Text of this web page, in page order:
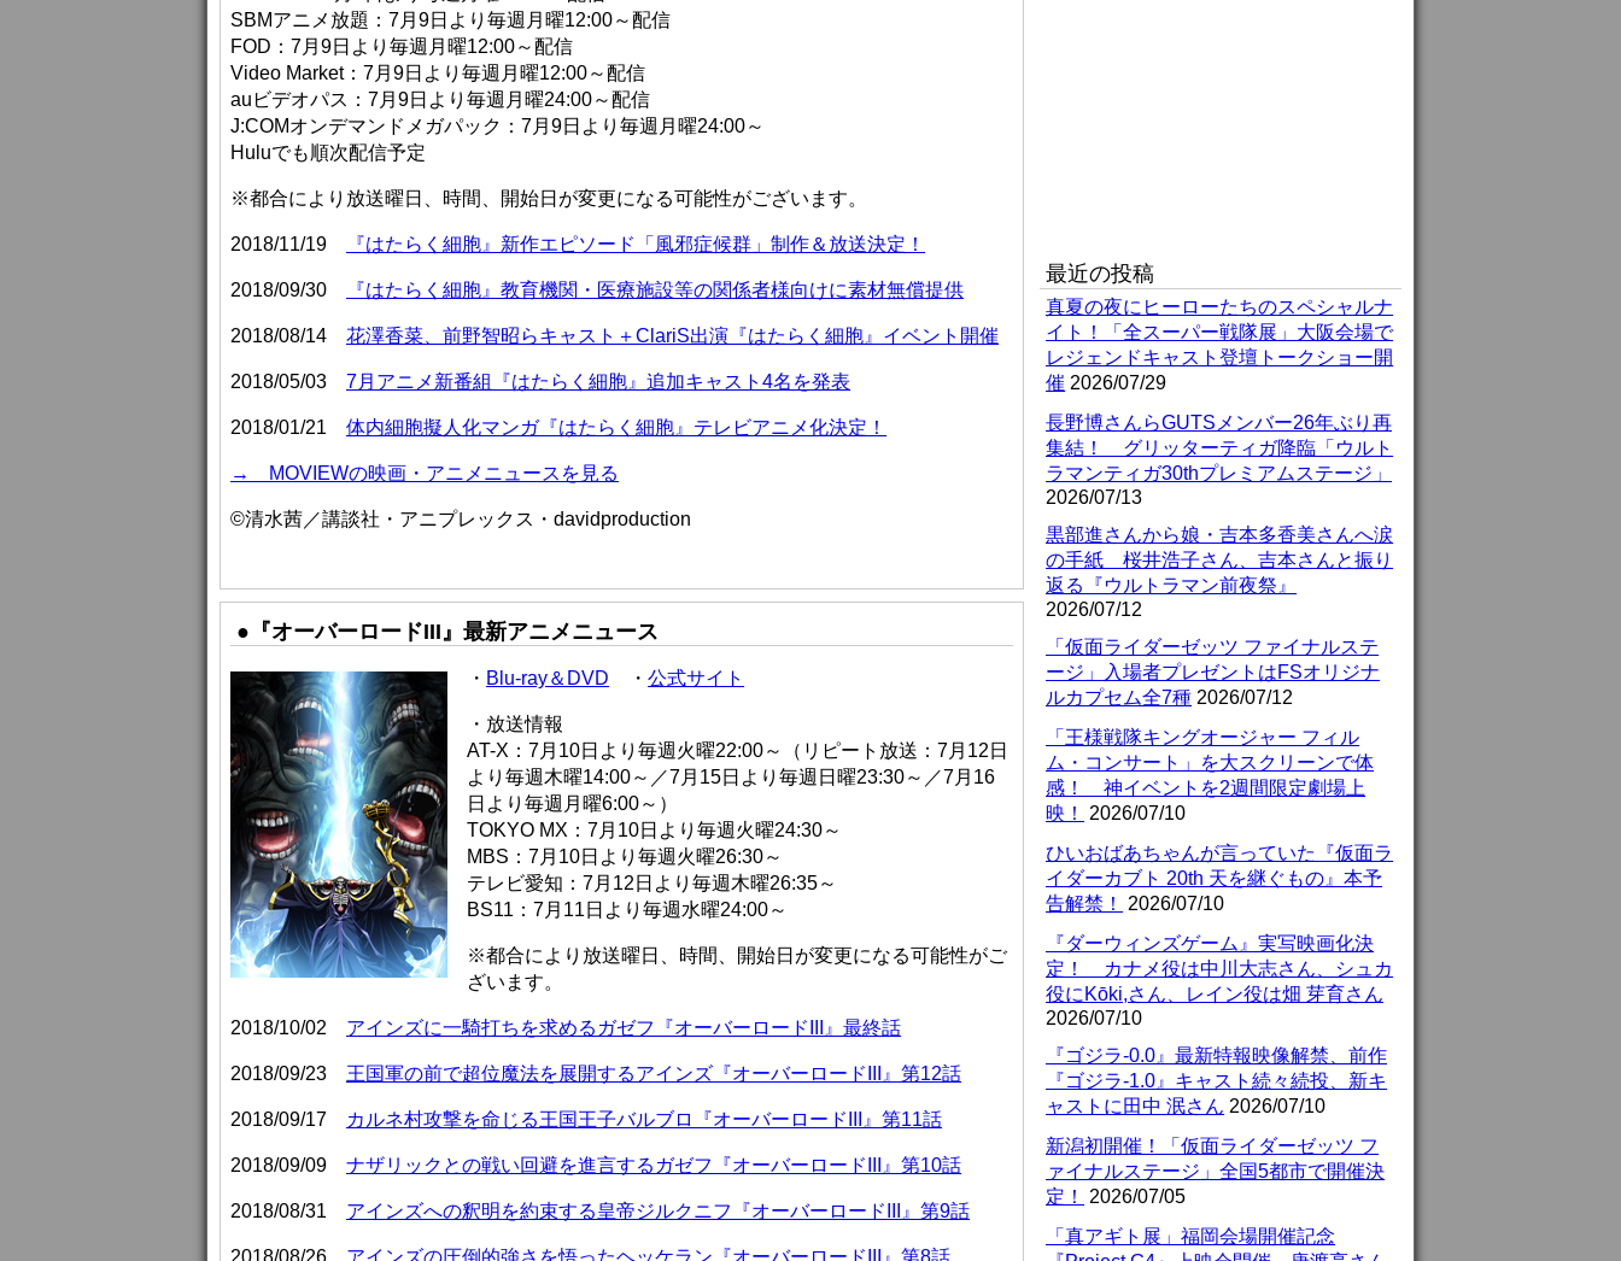
SBMアニメ放題：7月9日より毎週月曜12:00～配信
FOD：7月9日より毎週月曜12:00～配信
Video Market：7月9日より毎週月曜12:00～配信
auビデオパス：7月9日より毎週月曜24:00～配信
J:COMオンデマンドメガパック：7月9日より毎週月曜24:00～
Huluでも順次配信予定
※都合により放送曜日、時間、開始日が変更になる可能性がございます。
2018/11/19 『はたらく細胞』新作エピソード「風邪症候群」制作＆放送決定！
2018/09/30 『はたらく細胞』教育機関・医療施設等の関係者様向けに素材無償提供
2018/08/14 花澤香菜、前野智昭らキャスト＋ClariS出演『はたらく細胞』イベント開催
2018/05/03 7月アニメ新番組『はたらく細胞』追加キャスト4名を発表
2018/01/21 体内細胞擬人化マンガ『はたらく細胞』テレビアニメ化決定！
→ MOVIEWの映画・アニメニュースを見る
©清水茜／講談社・アニプレックス・davidproduction
●『オーバーロードIII』最新アニメニュース
・ Blu-ray＆DVD ・ 公式サイト
・放送情報
AT-X：7月10日より毎週火曜22:00～（リピート放送：7月12日
より毎週木曜14:00～／7月15日より毎週日曜23:30～／7月16
日より毎週月曜6:00～）
TOKYO MX：7月10日より毎週火曜24:30～
MBS：7月10日より毎週火曜26:30～
テレビ愛知：7月12日より毎週木曜26:35～
BS11：7月11日より毎週水曜24:00～
※都合により放送曜日、時間、開始日が変更になる可能性がご
ざいます。
2018/10/02 アインズに一騎打ちを求めるガゼフ『オーバーロードIII』最終話
2018/09/23 王国軍の前で超位魔法を展開するアインズ『オーバーロードIII』第12話
2018/09/17 カルネ村攻撃を命じる王国王子バルブロ『オーバーロードIII』第11話
2018/09/09 ナザリックとの戦い回避を進言するガゼフ『オーバーロードIII』第10話
2018/08/31 アインズへの釈明を約束する皇帝ジルクニフ『オーバーロードIII』第9話
2018/08/26 アインズの圧倒的強さを悟ったヘッケラン『オーバーロードIII』第8話
最近の投稿
真夏の夜にヒーローたちのスペシャルナ
イト！「全スーパー戦隊展」大阪会場で
レジェンドキャスト登壇トークショー開
催 2026/07/29
長野博さんらGUTSメンバー26年ぶり再
集結！ グリッターティガ降臨「ウルト
ラマンティガ30thプレミアムステージ」
2026/07/13
黒部進さんから娘・吉本多香美さんへ涙
の手紙 桜井浩子さん、吉本さんと振り
返る『ウルトラマン前夜祭』
2026/07/12
「仮面ライダーゼッツ ファイナルステ
ージ」入場者プレゼントはFSオリジナ
ルカプセム全7種 2026/07/12
「王様戦隊キングオージャー フィル
ム・コンサート」を大スクリーンで体
感！ 神イベントを2週間限定劇場上
映！
2026/07/10
ひいおばあちゃんが言っていた『仮面ラ
イダーカブト 20th 天を継ぐもの』本予
告解禁！
2026/07/10
『ダーウィンズゲーム』実写映画化決
定！ カナメ役は中川大志さん、シュカ
役にKōki,さん、レイン役は畑 芽育さん
2026/07/10
『ゴジラ-0.0』最新特報映像解禁、前作
『ゴジラ-1.0』キャスト続々続投、新キ
ャストに田中 泯さん 2026/07/10
新潟初開催！「仮面ライダーゼッツ フ
ァイナルステージ」全国5都市で開催決
定！
2026/07/05
「真アギト展」福岡会場開催記念